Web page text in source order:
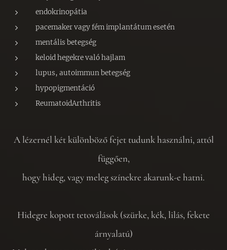
endokrinopátia
pacemaker vagy fém implantátum esetén
mentális betegség
keloid hegekre való hajlam
lupus, autoimmun betegség
hypopigmentáció
ReumatoidArthritis
A lézernél két különböző fejet tudunk használni, attól
függően,
hogy hideg, vagy meleg színekre akarunk-e hatni.
Hidegre kopott tetoválások (szürke, kék, lilás, fekete
árnyalatú)